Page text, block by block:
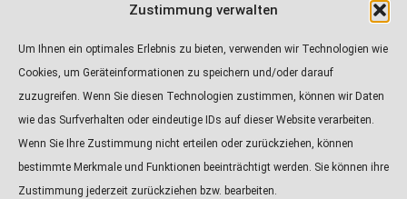
Zustimmung verwalten
Um Ihnen ein optimales Erlebnis zu bieten, verwenden wir Technologien wie
Cookies, um Geräteinformationen zu speichern und/oder darauf
zuzugreifen. Wenn Sie diesen Technologien zustimmen, können wir Daten
wie das Surfverhalten oder eindeutige IDs auf dieser Website verarbeiten.
Wenn Sie Ihre Zustimmung nicht erteilen oder zurückziehen, können
bestimmte Merkmale und Funktionen beeinträchtigt werden. Sie können ihre
Zustimmung jederzeit zurückziehen bzw. bearbeiten.
Audio-
direkt über PayPal:
Achtung! Der Link
führt zur externen
Seite von Paypal.
KULTURTIPP